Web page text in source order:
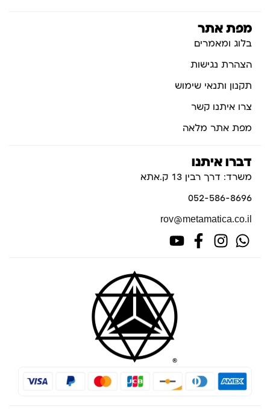
מפת אתר
בלוג ומאמרים
הצהרת נגישות
תקנון ותנאי שימוש
צרו איתנו קשר
מפת אתר מלאה
דברו איתנו
משרד: דרך רבין 13 ק.אתא
052-586-8696
rov@metamatica.co.il